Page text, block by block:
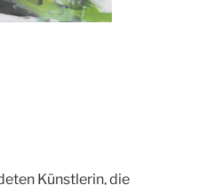
Künstlerin, die